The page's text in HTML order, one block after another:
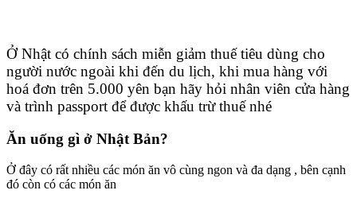
Ở Nhật có chính sách miễn giảm thuế tiêu dùng cho
người nước ngoài khi đến du lịch, khi mua hàng với
hoá đơn trên 5.000 yên bạn hãy hỏi nhân viên cửa hàng
và trình passport để được khấu trừ thuế nhé
Ăn uống gì ở Nhật Bản?
Ở đây có rất nhiều các món ăn vô cùng ngon và đa dạng , bên cạnh
đó còn có các món ăn